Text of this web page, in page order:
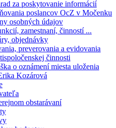
za poskytovanie informácií
poslancov OcZ v Močenku
osobných údajov
zamestnaní, činností ...
objednávky
preverovania a evidovania
činnosti
o oznámení miesta uloženia
Kozárová
obstarávaní